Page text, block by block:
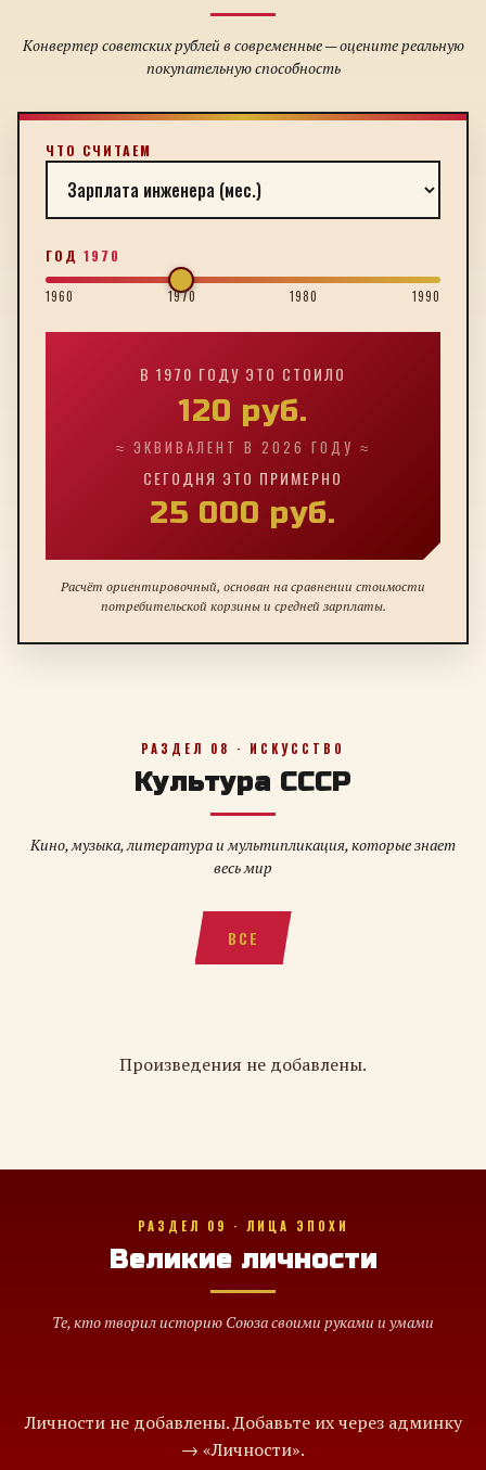
Конвертер советских рублей в современные — оцените реальную
покупательную способность
ЧТО СЧИТАЕМ
ГОД 1970
1960 1970 1980 1990
В 1970 ГОДУ ЭТО СТОИЛО
120 руб.
≈ ЭКВИВАЛЕНТ В 2026 ГОДУ ≈
СЕГОДНЯ ЭТО ПРИМЕРНО
25 000 руб.
Расчёт ориентировочный, основан на сравнении стоимости
потребительской корзины и средней зарплаты.
РАЗДЕЛ 08 · ИСКУССТВО
Культура СССР
Кино, музыка, литература и мультипликация, которые знает
весь мир
ВСЕ
Произведения не добавлены.
РАЗДЕЛ 09 · ЛИЦА ЭПОХИ
Великие личности
Те, кто творил историю Союза своими руками и умами
Личности не добавлены. Добавьте их через админку
→ «Личности».